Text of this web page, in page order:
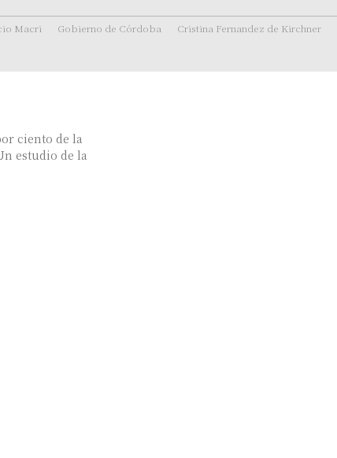
Macri Gobierno de Córdoba Cristina Fernandez de Kirchner
ciento de la
estudio de la